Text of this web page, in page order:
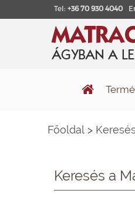
Tel: +36 70 930 4040
Főoldal >
Keresés a